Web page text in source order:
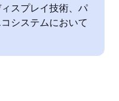
スプレイ技術、パ
システムにおいて